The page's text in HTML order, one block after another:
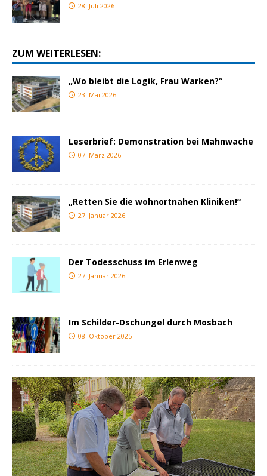
28. Juli 2026
ZUM WEITERLESEN:
„Wo bleibt die Logik, Frau Warken?“
23. Mai 2026
Leserbrief: Demonstration bei Mahnwache
07. März 2026
„Retten Sie die wohnortnahen Kliniken!“
27. Januar 2026
Der Todesschuss im Erlenweg
27. Januar 2026
Im Schilder-Dschungel durch Mosbach
08. Oktober 2025